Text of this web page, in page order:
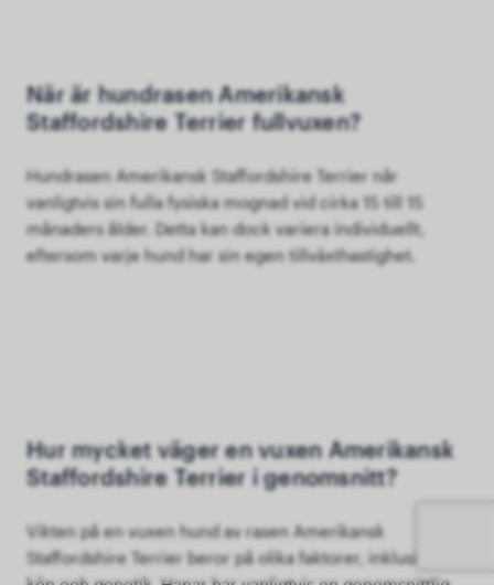
När är hundrasen Amerikansk
Staffordshire Terrier fullvuxen?
Hundrasen Amerikansk Staffordshire Terrier når
vanligtvis sin fulla fysiska mognad vid cirka 15 till 15
månaders ålder. Detta kan dock variera individuellt,
eftersom varje hund har sin egen tillväxthastighet.
Hur mycket väger en vuxen Amerikansk
Staffordshire Terrier i genomsnitt?
Vikten på en vuxen hund av rasen Amerikansk
Staffordshire Terrier beror på olika faktorer, inklusive